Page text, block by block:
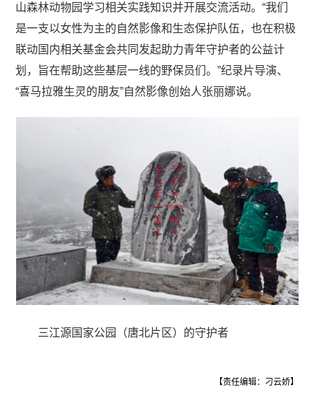
山森林动物园学习相关实践知识并开展交流活动。“我们
是一支以女性为主的自然影像和生态保护队伍，也在积极
联动国内相关基金会共同发起助力青年守护者的公益计
划，旨在帮助这些基层一线的野保员们。”纪录片导演、
“喜马拉雅生灵的朋友”自然影像创始人张丽娜说。
三江源国家公园（唐北片区）的守护者
【责任编辑：刁云娇】